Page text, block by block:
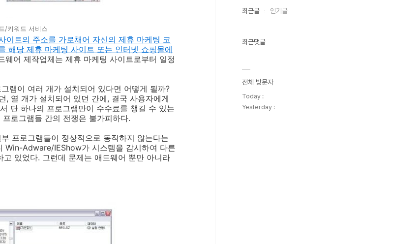
/키워드 서비스
이트의 주소를 가로채어 자신의 제휴 마케팅 코
해당 제휴 마케팅 사이트 또는 인터넷 쇼핑몰에
웨어 제작업체는 제휴 마케팅 사이트로부터 일정
램이 여러 개가 설치되어 있다면 어떻게 될까?
, 열 개가 설치되어 있던 간에, 결국 사용자에게
단 하나의 프로그램만이 수수료를 챙길 수 있는
로그램들 간의 전쟁은 불가피하다.
프로그램들이 정상적으로 동작하지 않는다는
Win-Adware/IEShow가 시스템을 감시하여 다른
있었다. 그런데 문제는 애드웨어 뿐만 아니라
최근글 인기글
최근댓글
전체 방문자
Today :
Yesterday :